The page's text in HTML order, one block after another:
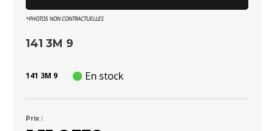
*PHOTOS NON CONTRACTUELLES
141 3M 9
141 3M 9 En stock
Prix :